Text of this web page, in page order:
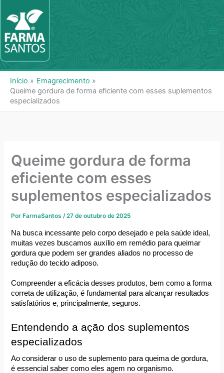
para
conteúdo
Início
Emagrecimento
Queime gordura de forma eficiente com esses suplementos
especializados
Queime gordura de forma
eficiente com esses
suplementos especializados
Por FarmaSantos/27 de outubro de 2025
Na busca incessante pelo corpo desejado e pela saúde ideal,
muitas vezes buscamos auxílio em remédio para queimar
gordura que podem ser grandes aliados no processo de
redução do tecido adiposo.
Compreender a eficácia desses produtos, bem como a forma
correta de utilização, é fundamental para alcançar resultados
satisfatórios e, principalmente, seguros.
Entendendo a ação dos suplementos
especializados
Ao considerar o uso de suplemento para queima de gordura,
é essencial saber como eles agem no organismo.